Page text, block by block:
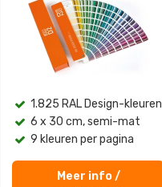
1.825 RAL Design-kleuren
6 x 30 cm, semi-mat
9 kleuren per pagina
Meer info /